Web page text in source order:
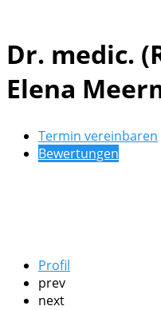
Dr. medic.
Elena
Termin vereinbaren
Bewertungen
Profil
prev
next